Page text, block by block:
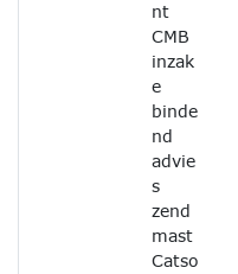
nt
CMB
inzak
e
binde
nd
advie
s
zend
mast
Catso